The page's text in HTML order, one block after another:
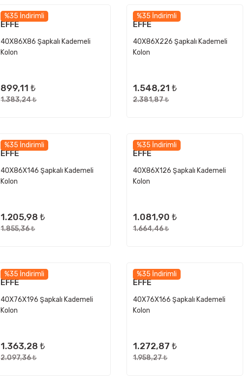
%35 İndirimli
EFFE
40X86X86 Şapkalı Kademeli
Kolon
899,11 ₺
1.383,24 ₺
%35 İndirimli
EFFE
40X86X226 Şapkalı Kademeli
Kolon
1.548,21 ₺
2.381,87 ₺
%35 İndirimli
EFFE
40X86X146 Şapkalı Kademeli
Kolon
1.205,98 ₺
1.855,36 ₺
%35 İndirimli
EFFE
40X86X126 Şapkalı Kademeli
Kolon
1.081,90 ₺
1.664,46 ₺
%35 İndirimli
EFFE
40X76X196 Şapkalı Kademeli
Kolon
1.363,28 ₺
2.097,36 ₺
%35 İndirimli
EFFE
40X76X166 Şapkalı Kademeli
Kolon
1.272,87 ₺
1.958,27 ₺